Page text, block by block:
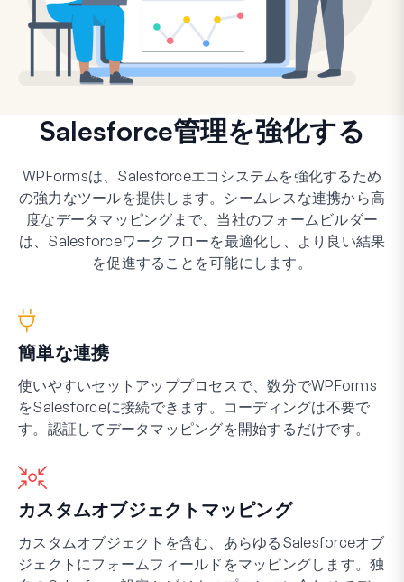
Salesforce管理を強化する
WPFormsは、Salesforceエコシステムを強化するため
の強力なツールを提供します。シームレスな連携から高
度なデータマッピングまで、当社のフォームビルダー
は、Salesforceワークフローを最適化し、より良い結果
を促進することを可能にします。
簡単な連携
使いやすいセットアッププロセスで、数分でWPForms
をSalesforceに接続できます。コーディングは不要で
す。認証してデータマッピングを開始するだけです。
カスタムオブジェクトマッピング
カスタムオブジェクトを含む、あらゆるSalesforceオブ
ジェクトにフォームフィールドをマッピングします。独